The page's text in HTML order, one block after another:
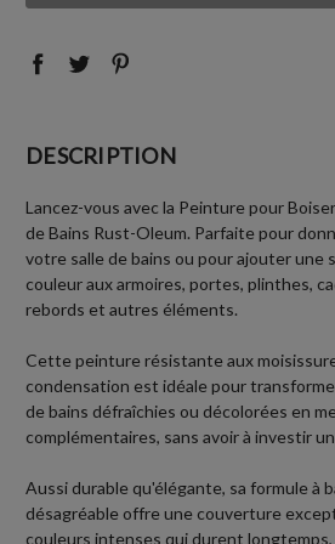
:
:
DESCRIPTION
Lancez-vous avec la Peinture pour
de Bains Rust-Oleum. Parfaite pour
votre salle de bains ou pour ajouter une
couleur aux armoires, portes, plinthes,
rebords et autres éléments.
Cette peinture résistante aux
condensation est idéale pour
de bains défraîchies ou décolorées en
complémentaires, sans avoir à investir
Aussi durable qu'élégante, sa formule à
désagréable offre une couverture
couleurs intenses qui durent